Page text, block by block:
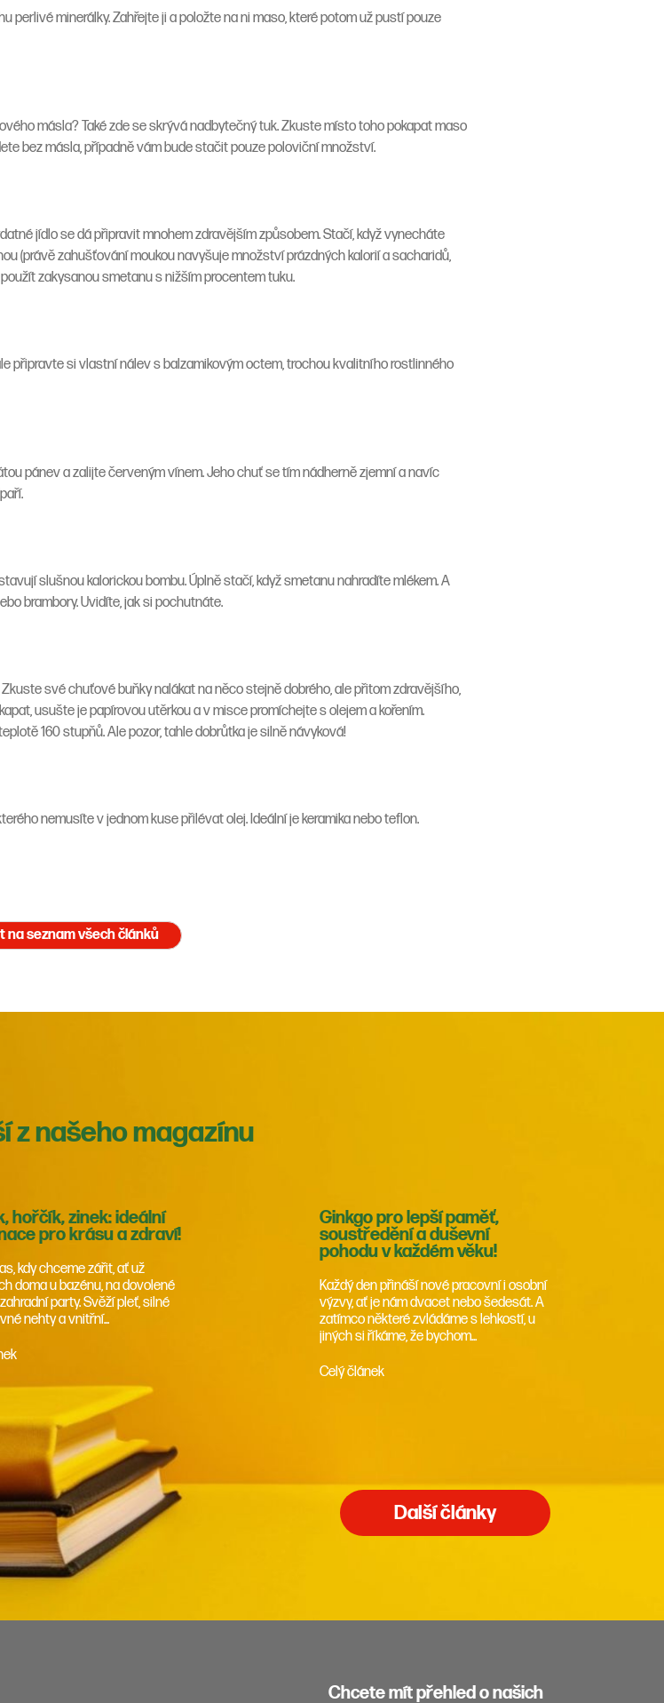
perlivé minerálky. Zahřejte ji a položte na ni maso, které potom už pustí pouze
másla? Také zde se skrývá nadbytečný tuk. Zkuste místo toho pokapat maso
bez másla, případně vám bude stačit pouze poloviční množství.
jídlo se dá připravit mnohem zdravějším způsobem. Stačí, když vynecháte
(právě zahušťování moukou navyšuje množství prázdných kalorií a sacharidů,
zakysanou smetanu s nižším procentem tuku.
připravte si vlastní nálev s balzamikovým octem, trochou kvalitního rostlinného
pánev a zalijte červeným vínem. Jeho chuť se tím nádherně zjemní a navíc
slušnou kalorickou bombu. Úplně stačí, když smetanu nahradíte mlékem. A
brambory. Uvidíte, jak si pochutnáte.
své chuťové buňky nalákat na něco stejně dobrého, ale přitom zdravějšího,
usušte je papírovou utěrkou a v misce promíchejte s olejem a kořením.
160 stupňů. Ale pozor, tahle dobrůtka je silně návyková!
nemusíte v jednom kuse přilévat olej. Ideální je keramika nebo teflon.
na seznam všech článků
z našeho magazínu
hořčík, zinek: ideální
pro krásu a zdraví!
kdy chceme zářit, ať už
doma u bazénu, na dovolené
party. Svěží pleť, silné
nehty a vnitřní...
Ginkgo pro lepší paměť,
soustředění a duševní
pohodu v každém věku!
Každý den přináší nové pracovní i osobní
výzvy, ať je nám dvacet nebo šedesát. A
zatímco některé zvládáme s lehkostí, u
jiných si říkáme, že bychom...
Celý článek
Další články
Chcete mít přehled o našich